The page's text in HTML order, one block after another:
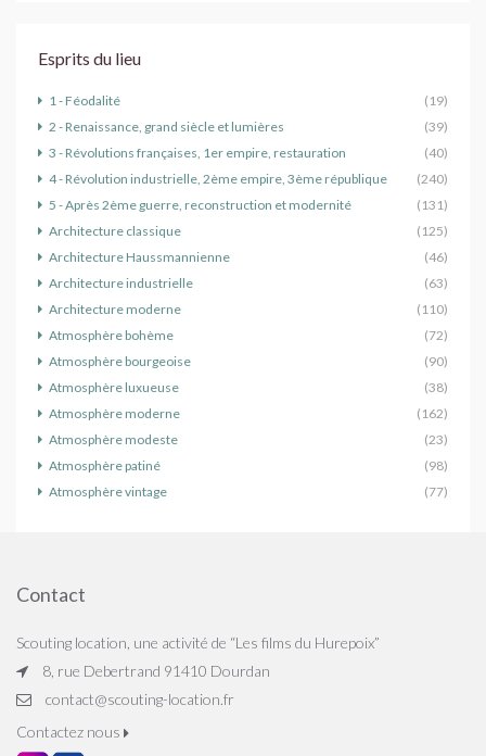
Esprits du lieu
1 - Féodalité
(19)
2 - Renaissance, grand siècle et lumières
(39)
3 - Révolutions françaises, 1er empire, restauration
(40)
4 - Révolution industrielle, 2ème empire, 3ème république
(240)
5 - Après 2ème guerre, reconstruction et modernité
(131)
Architecture classique
(125)
Architecture Haussmannienne
(46)
Architecture industrielle
(63)
Architecture moderne
(110)
Atmosphère bohème
(72)
Atmosphère bourgeoise
(90)
Atmosphère luxueuse
(38)
Atmosphère moderne
(162)
Atmosphère modeste
(23)
Atmosphère patiné
(98)
Atmosphère vintage
(77)
Contact
Scouting location, une activité de “Les films du Hurepoix”
8, rue Debertrand 91410 Dourdan
contact@scouting-location.fr
Contactez nous